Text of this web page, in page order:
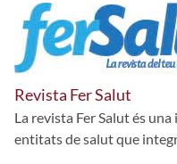
Revista Fer Salut
La revista Fer Salut és
entitats de salut que